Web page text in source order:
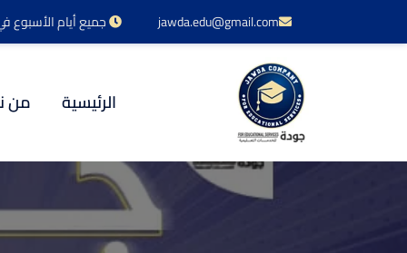
jawda.edu@gmail.com جميع أيام الأسبوع في خدمتكم
الرئيسية من